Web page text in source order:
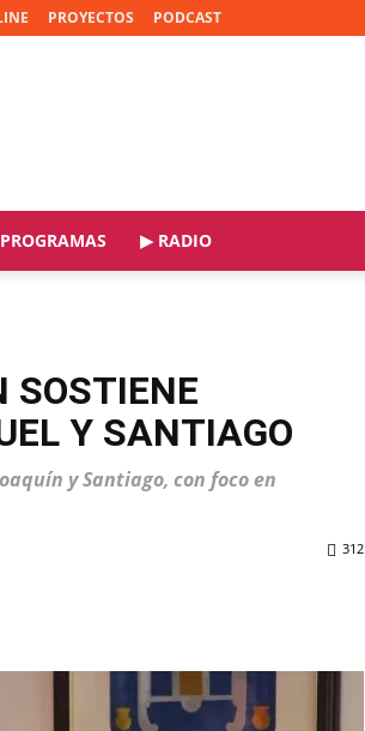
PROYECTOS PODCAST
PROGRAMAS ▶ RADIO
SOSTIENE
Y SANTIAGO
y Santiago, con foco en
312